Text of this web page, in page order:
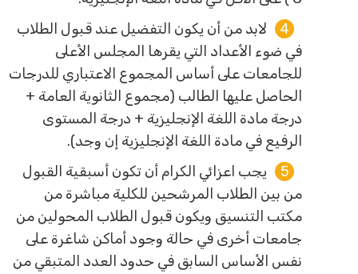
لابد من أن يكون التفضيل عند قبول الطلاب
في ضوء الأعداد التي يقرها المجلس الأعلى
للجامعات على أساس المجموع الاعتباري للدرجات
الحاصل عليها الطالب (مجموع الثانوية العامة +
درجة مادة اللغة الإنجليزية + درجة المستوى
الرفيع في مادة اللغة الإنجليزية إن وجد).
يجب اعزائي الكرام أن تكون أسبقية القبول
من بين الطلاب المرشحين للكلية مباشرة من
مكتب التنسيق ويكون قبول الطلاب المحولين من
جامعات أخرى في حالة وجود أماكن شاغرة على
نفس الأساس السابق في حدود العدد المتبقي من